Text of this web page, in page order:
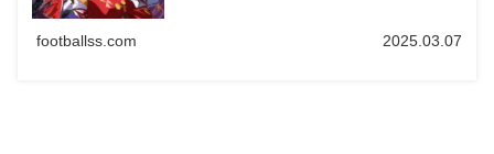
footballss.com 2025.03.07